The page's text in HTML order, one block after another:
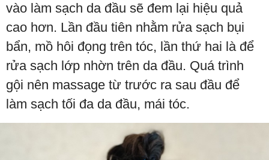
vào làm sạch da đầu sẽ đem lại hiệu quả
cao hơn. Lần đầu tiên nhằm rửa sạch bụi
bẩn, mồ hôi đọng trên tóc, lần thứ hai là để
rửa sạch lớp nhờn trên da đầu. Quá trình
gội nên massage từ trước ra sau đầu để
làm sạch tối đa da đầu, mái tóc.